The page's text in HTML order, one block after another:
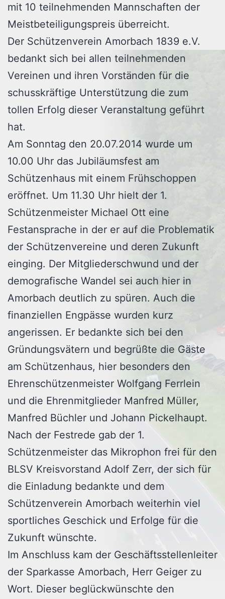
mit 10 teilnehmenden Mannschaften der
Meistbeteiligungspreis überreicht.
Der Schützenverein Amorbach 1839 e.V.
bedankt sich bei allen teilnehmenden
Vereinen und ihren Vorständen für die
schusskräftige Unterstützung die zum
tollen Erfolg dieser Veranstaltung geführt
hat.
Am Sonntag den 20.07.2014 wurde um
10.00 Uhr das Jubiläumsfest am
Schützenhaus mit einem Frühschoppen
eröffnet. Um 11.30 Uhr hielt der 1.
Schützenmeister Michael Ott eine
Festansprache in der er auf die Problematik
der Schützenvereine und deren Zukunft
einging. Der Mitgliederschwund und der
demografische Wandel sei auch hier in
Amorbach deutlich zu spüren. Auch die
finanziellen Engpässe wurden kurz
angerissen. Er bedankte sich bei den
Gründungsvätern und begrüßte die Gäste
am Schützenhaus, hier besonders den
Ehrenschützenmeister Wolfgang Ferrlein
und die Ehrenmitglieder Manfred Müller,
Manfred Büchler und Johann Pickelhaupt.
Nach der Festrede gab der 1.
Schützenmeister das Mikrophon frei für den
BLSV Kreisvorstand Adolf Zerr, der sich für
die Einladung bedankte und dem
Schützenverein Amorbach weiterhin viel
sportliches Geschick und Erfolge für die
Zukunft wünschte.
Im Anschluss kam der Geschäftsstellenleiter
der Sparkasse Amorbach, Herr Geiger zu
Wort. Dieser beglückwünschte den